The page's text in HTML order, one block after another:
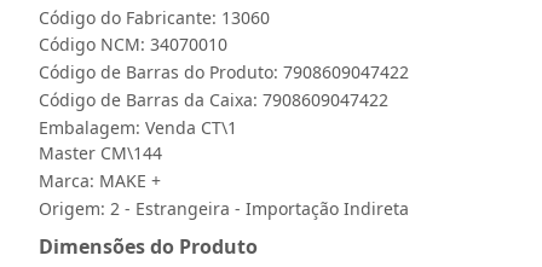
Código do Fabricante: 13060
Código NCM: 34070010
Código de Barras do Produto: 7908609047422
Código de Barras da Caixa: 7908609047422
Embalagem: Venda CT\1
Master CM\144
Marca: MAKE +
Origem: 2 - Estrangeira - Importação Indireta
Dimensões do Produto